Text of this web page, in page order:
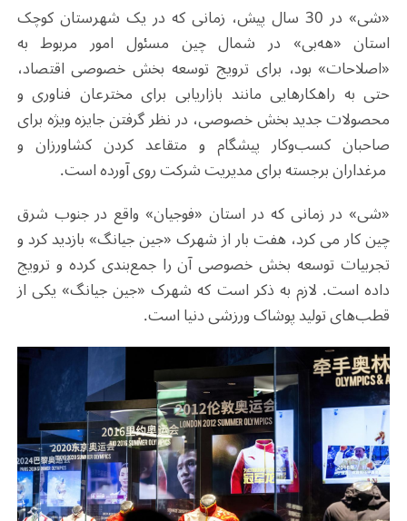
«شی» در 30 سال پیش، زمانی که در یک شهرستان کوچک
استان «هه‌بی» در شمال چین مسئول امور مربوط به
«اصلاحات» بود، برای ترویج توسعه بخش خصوصی اقتصاد،
حتی به راهکارهایی مانند بازاریابی برای مخترعان فناوری و
محصولات جدید بخش خصوصی، در نظر گرفتن جایزه ویژه برای
صاحبان کسب‌وکار پیشگام و متقاعد کردن کشاورزان و
مرغداران برجسته برای مدیریت شرکت روی آورده است.
«شی» در زمانی که در استان «فوجیان» واقع در جنوب شرق
چین کار می کرد، هفت بار از شهرک «جین جیانگ» بازدید کرد و
تجربیات توسعه بخش خصوصی آن را جمع‌بندی کرده و ترویج
داده است. لازم به ذکر است که شهرک «جین جیانگ» یکی از
قطب‌های تولید پوشاک ورزشی دنیا است.